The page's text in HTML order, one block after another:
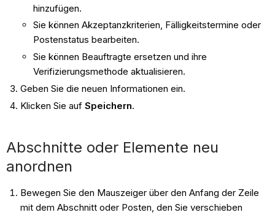
hinzufügen.
Sie können Akzeptanzkriterien, Fälligkeitstermine oder
Postenstatus bearbeiten.
Sie können Beauftragte ersetzen und ihre
Verifizierungsmethode aktualisieren.
Geben Sie die neuen Informationen ein.
Klicken Sie auf Speichern.
Abschnitte oder Elemente neu
anordnen
Bewegen Sie den Mauszeiger über den Anfang der Zeile
mit dem Abschnitt oder Posten, den Sie verschieben